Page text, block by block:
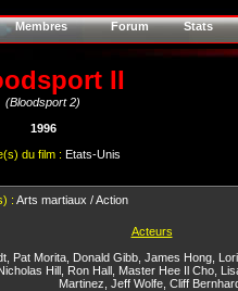
Membres Forum Stats
II
(Bloodsport 2)
1996
du film : Etats-Unis
: Arts martiaux / Action
Acteurs
Pat Morita Donald Gibb James Hong
Hill Ron Hall Master Hee Il Cho
Martinez Jeff Wolfe Cliff